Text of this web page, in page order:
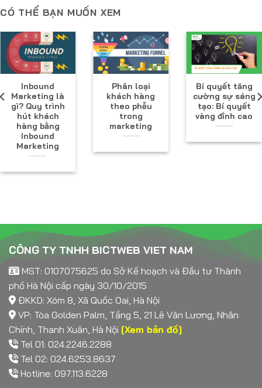
CÓ THỂ BẠN MUỐN XEM
Inbound
Marketing là
gì? Quy trình
hút khách
hàng bằng
Inbound
Marketing
Phân loại
khách hàng
theo phễu
trong
marketing
Bí quyết tăng
cường sự sáng
tạo: Bí quyết
vàng đỉnh cao
CÔNG TY TNHH BICTWEB VIET NAM
MST: 0107075625 do Sở Kế hoạch và Đầu tư Thành
phố Hà Nội cấp ngày 30/10/2015
ĐKKD: Xóm 8, Xã Quốc Oai, Hà Nội
VP: Tòa Golden Palm, Tầng 5, 21 Lê Văn Lương, Nhân
Chính, Thanh Xuân, Hà Nội [Xem bản đồ]
Tel 01: 024.2246.2288
Tel 02: 024.6253.8637
Hotline: 097.113.6228